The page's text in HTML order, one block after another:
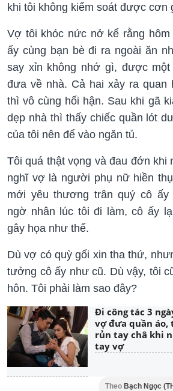
khi tôi không kiểm soát được cơn
Vợ tôi khóc nức nở kể rằng
ấy cùng bạn bè đi ra ngoài ăn
say xỉn không nhớ gì, được
đưa về nhà. Cả hai xảy ra quan
thì vô cùng hối hận. Sau khi gã
dẹp nhà thì thấy chiếc quần lót
của tôi nên để vào ngăn tủ.
Tôi quá thật vọng và đau đớn khi
nghĩ vợ là người phụ nữ hiền
mới yêu thương trân quý cô
ngờ nhân lúc tôi đi làm, cô ấy
gây họa như thế.
Dù vợ có quỳ gối xin tha thứ,
tưởng cô ấy như cũ. Dù vậy, tôi
hôn. Tôi phải làm sao đây?
Đi công tác 3
vợ đưa quần áo,
rủn tay châ khi
tay vợ
Theo Bạch Ngọc